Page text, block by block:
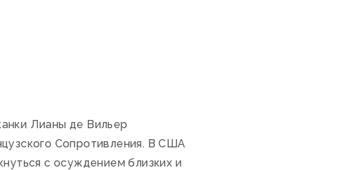
Лианы де Вильер
Сопротивления. В США
с осуждением близких и